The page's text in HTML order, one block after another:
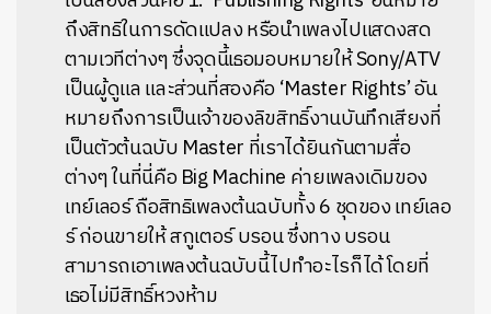
ถึงสิทธิในการดัดแปลง หรือนำเพลงไปแสดงสด
ตามเวทีต่างๆ ซึ่งจุดนี้เธอมอบหมายให้ Sony/ATV
เป็นผู้ดูแล และส่วนที่สองคือ ‘Master Rights’ อัน
หมายถึงการเป็นเจ้าของลิขสิทธิ์งานบันทึกเสียงที่
เป็นตัวต้นฉบับ Master ที่เราได้ยินกันตามสื่อ
ต่างๆ ในที่นี่คือ Big Machine ค่ายเพลงเดิมของ
เทย์เลอร์ ถือสิทธิเพลงต้นฉบับทั้ง 6 ชุดของ เทย์เลอ
ร์ ก่อนขายให้ สกูเตอร์ บรอน ซึ่งทาง บรอน
สามารถเอาเพลงต้นฉบับนี้ไปทำอะไรก็ได้ โดยที่
เธอไม่มีสิทธิ์หวงห้าม